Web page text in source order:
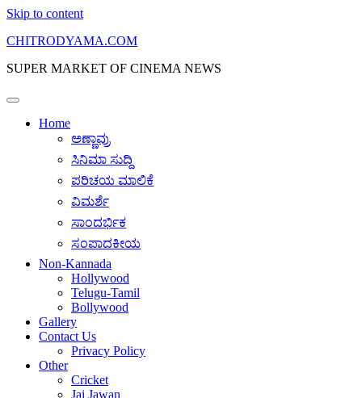
Skip to content
CHITRODYAMA.COM
SUPER MARKET OF CINEMA NEWS
Home
ಅಣ್ಣಾವ್ರು
ಸಿನಿಮಾ ಸುದ್ದಿ
ಪರಿಚಯ ಮಾಲಿಕೆ
ವಿಮರ್ಶೆ
ಸಾಂದರ್ಭಿಕ
ಸಂಪಾದಕೀಯ
Non-Kannada
Hollywood
Telugu-Tamil
Bollywood
Gallery
Contact Us
Privacy Policy
Other
Cricket
Jai Jawan